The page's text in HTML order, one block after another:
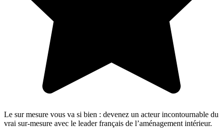
Le sur mesure vous va si bien : devenez un acteur incontournable du
vrai sur-mesure avec le leader français de l’aménagement intérieur.